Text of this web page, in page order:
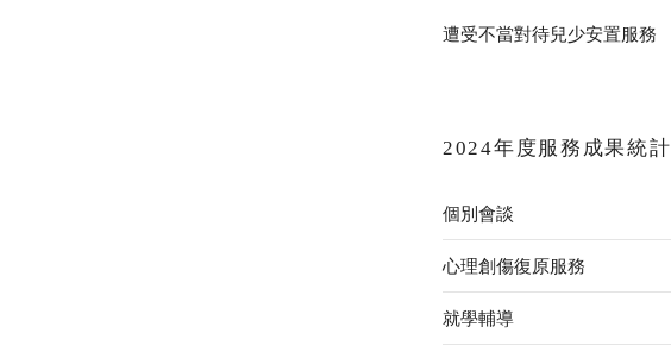
遭受不當對待兒少安置服務
2024年度服務成果統計
個別會談
心理創傷復原服務
就學輔導